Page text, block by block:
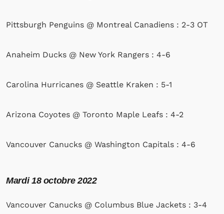
Pittsburgh Penguins @ Montreal Canadiens : 2-3 OT
Anaheim Ducks @ New York Rangers : 4-6
Carolina Hurricanes @ Seattle Kraken : 5-1
Arizona Coyotes @ Toronto Maple Leafs : 4-2
Vancouver Canucks @ Washington Capitals : 4-6
Mardi18 octobre 2022
Vancouver Canucks @ Columbus Blue Jackets : 3-4